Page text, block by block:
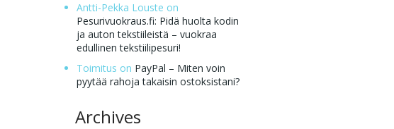
Antti-Pekka Louste on
Pesurivuokraus.fi: Pidä huolta kodin
ja auton tekstiileistä – vuokraa
edullinen tekstiilipesuri!
Toimitus on PayPal – Miten voin
pyytää rahoja takaisin ostoksistani?
Archives